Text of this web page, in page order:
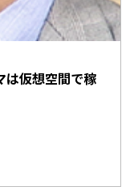
は仮想空間で稼